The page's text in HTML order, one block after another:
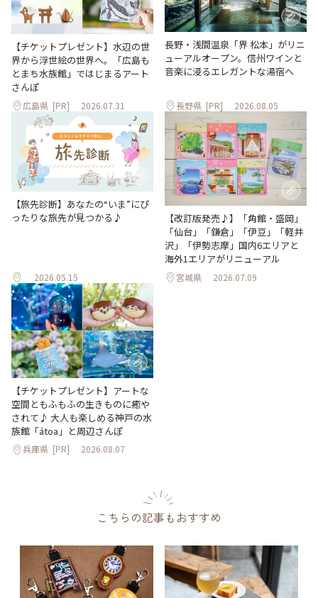
【チケットプレゼント】水辺の世
界から浮世絵の世界へ。「広島も
とまち水族館」ではじまるアート
さんぽ
広島県 [PR] 2026.07.31
長野・浅間温泉「界 松本」がリニ
ューアルオープン。信州ワインと
音楽に浸るエレガントな湯宿へ
長野県 [PR] 2026.08.05
【旅先診断】あなたの“いま”にぴ
ったりな旅先が見つかる♪
2026.05.15
【改訂版発売♪】「角館・盛岡」
「仙台」「鎌倉」「伊豆」「軽井
沢」「伊勢志摩」国内6エリアと
海外1エリアがリニューアル
宮城県 2026.07.09
【チケットプレゼント】アートな
空間ともふもふの生きものに癒や
されて♪ 大人も楽しめる神戸の水
族館「átoa」と周辺さんぽ
兵庫県 [PR] 2026.08.07
こちらの記事もおすすめ